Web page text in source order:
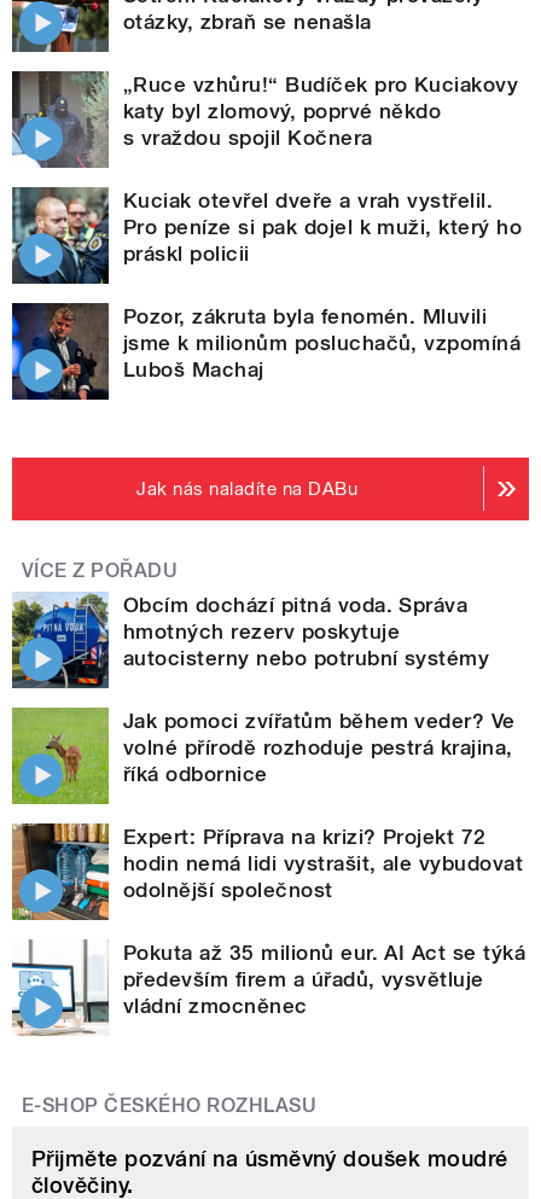
otázky, zbraň se nenašla
„Ruce vzhůru!“ Budíček pro Kuciakovy
katy byl zlomový, poprvé někdo
s vraždou spojil Kočnera
Kuciak otevřel dveře a vrah vystřelil.
Pro peníze si pak dojel k muži, který ho
práskl policii
Pozor, zákruta byla fenomén. Mluvili
jsme k milionům posluchačů, vzpomíná
Luboš Machaj
Jak nás naladíte na DABu
VÍCE Z POŘADU
Obcím dochází pitná voda. Správa
hmotných rezerv poskytuje
autocisterny nebo potrubní systémy
Jak pomoci zvířatům během veder? Ve
volné přírodě rozhoduje pestrá krajina,
říká odbornice
Expert: Příprava na krizi? Projekt 72
hodin nemá lidi vystrašit, ale vybudovat
odolnější společnost
Pokuta až 35 milionů eur. AI Act se týká
především firem a úřadů, vysvětluje
vládní zmocněnec
E-SHOP ČESKÉHO ROZHLASU
Přijměte pozvání na úsměvný doušek moudré
člověčiny.